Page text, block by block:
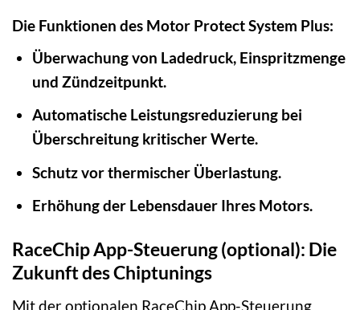
Die Funktionen des Motor Protect System Plus:
Überwachung von Ladedruck, Einspritzmenge
und Zündzeitpunkt.
Automatische Leistungsreduzierung bei
Überschreitung kritischer Werte.
Schutz vor thermischer Überlastung.
Erhöhung der Lebensdauer Ihres Motors.
RaceChip App-Steuerung (optional): Die
Zukunft des Chiptunings
Mit der optionalen RaceChip App-Steuerung